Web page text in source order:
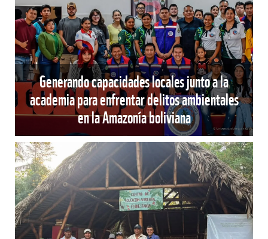
Generando capacidades locales junto a la
academia para enfrentar delitos ambientales
en la Amazonía boliviana